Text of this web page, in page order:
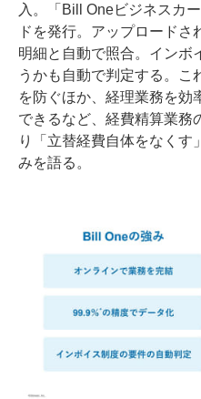
入。「Bill Oneビジネスカ
ドを発行。アップロードさ
明細と自動で照合。インボ
うかも自動で判定する。こ
を防ぐほか、経理業務を効
できるなど、経費精算業務
り「立替経費自体をなくす
みを語る。